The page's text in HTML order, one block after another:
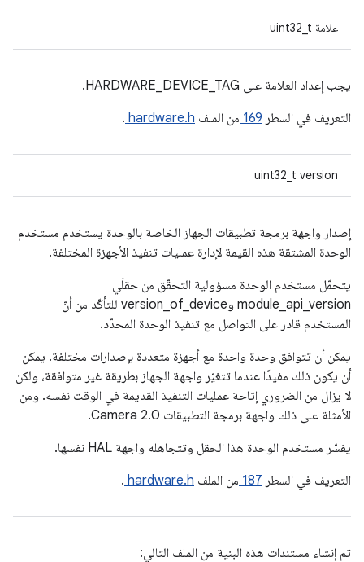
علامة uint32_t
يجب إعداد العلامة على HARDWARE_DEVICE_TAG.
التعريف في السطر 169 من الملف hardware.h
.
‫uint32_t version
إصدار واجهة برمجة تطبيقات الجهاز الخاصة بالوحدة يستخدم مستخدم
الوحدة المشتقة هذه القيمة لإدارة عمليات تنفيذ الأجهزة المختلفة.
يتحمّل مستخدم الوحدة مسؤولية التحقّق من حقلَي
module_api_version وversion_of_device للتأكّد من أنّ
المستخدم قادر على التواصل مع تنفيذ الوحدة المحدّد.
يمكن أن تتوافق وحدة واحدة مع أجهزة متعددة بإصدارات مختلفة. يمكن
أن يكون ذلك مفيدًا عندما تتغيّر واجهة الجهاز بطريقة غير متوافقة، ولكن
لا يزال من الضروري إتاحة عمليات التنفيذ القديمة في الوقت نفسه. ومن
الأمثلة على ذلك واجهة برمجة التطبيقات Camera 2.0.
يفسّر مستخدم الوحدة هذا الحقل وتتجاهله واجهة HAL نفسها.
التعريف في السطر 187 من الملف hardware.h
.
تم إنشاء مستندات هذه البنية من الملف التالي: